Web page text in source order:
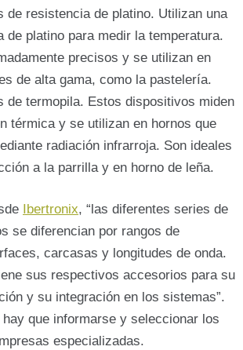
de resistencia de platino. Utilizan una
de platino para medir la temperatura.
precisos y se utilizan en
de alta gama, como la pastelería.
de termopila. Estos dispositivos miden
térmica y se utilizan en hornos que
radiación infrarroja. Son ideales
a la parrilla y en horno de leña.
Ibertronix, “las diferentes series de
se diferencian por rangos de
carcasas y longitudes de onda.
sus respectivos accesorios para su
y su integración en los sistemas”.
que informarse y seleccionar los
especializadas.